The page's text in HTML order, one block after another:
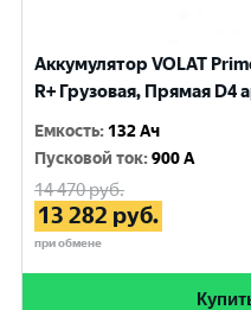
Аккумулятор VOLAT
R+ Грузовая, Прямая D4
Емкость: 132 Ач
Пусковой ток:900 A
14 470руб.
13 282 руб.
при обмене